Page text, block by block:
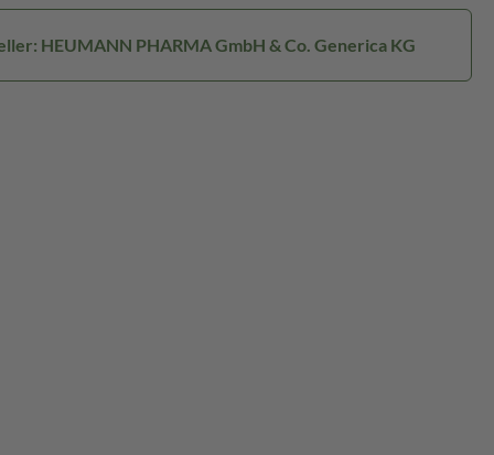
HEUMANN PHARMA GmbH & Co. Generica KG